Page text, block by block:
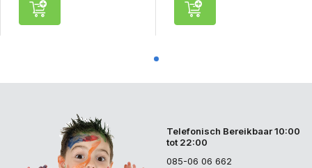
Telefonisch Bereikbaar 10:00
tot 22:00
085-06 06 662